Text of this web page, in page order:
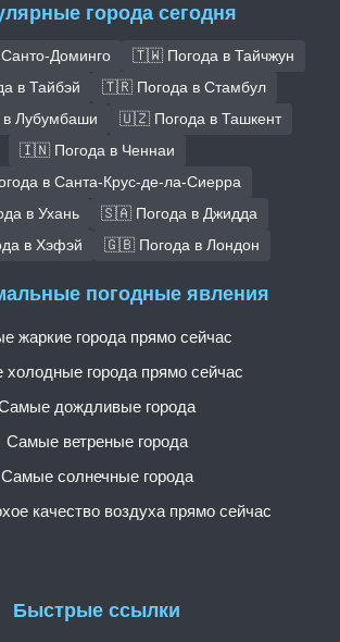
города сегодня
Доминго
🇹🇼 Погода в Тайчжун
в Тайбэй
🇹🇷 Погода в Стамбул
Лубумбаши
🇺🇿 Погода в Ташкент
🇮🇳 Погода в Ченнаи
в Санта-Крус-де-ла-Сиерра
в Ухань
🇸🇦 Погода в Джидда
в Хэфэй
🇬🇧 Погода в Лондон
Быстрые ссылки
погодные явления
жаркие города прямо сейчас
города прямо сейчас
дождливые города
Самые ветреные города
Самые солнечные города
качество воздуха прямо сейчас